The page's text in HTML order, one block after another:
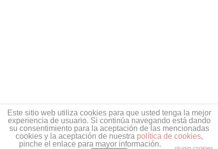
Este sitio web utiliza cookies para que usted tenga la mejor
experiencia de usuario. Si continúa navegando está dando
su consentimiento para la aceptación de las mencionadas
cookies y la aceptación de nuestra política de cookies,
pinche el enlace para mayor información.